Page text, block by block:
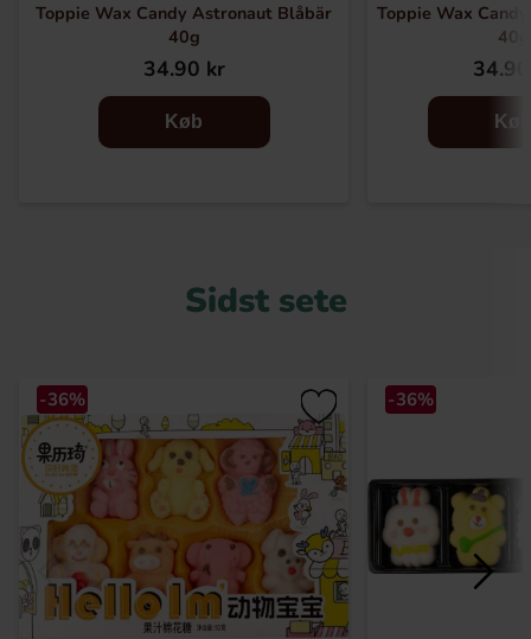
Toppie Wax Candy Astronaut Blåbär
40g
34.90 kr
Køb
Toppie Wax
40g
Køb
Sidst sete
-36% -36%